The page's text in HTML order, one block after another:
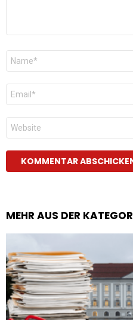
Name
E-
Mail
*
Website
MEHR AUS DER